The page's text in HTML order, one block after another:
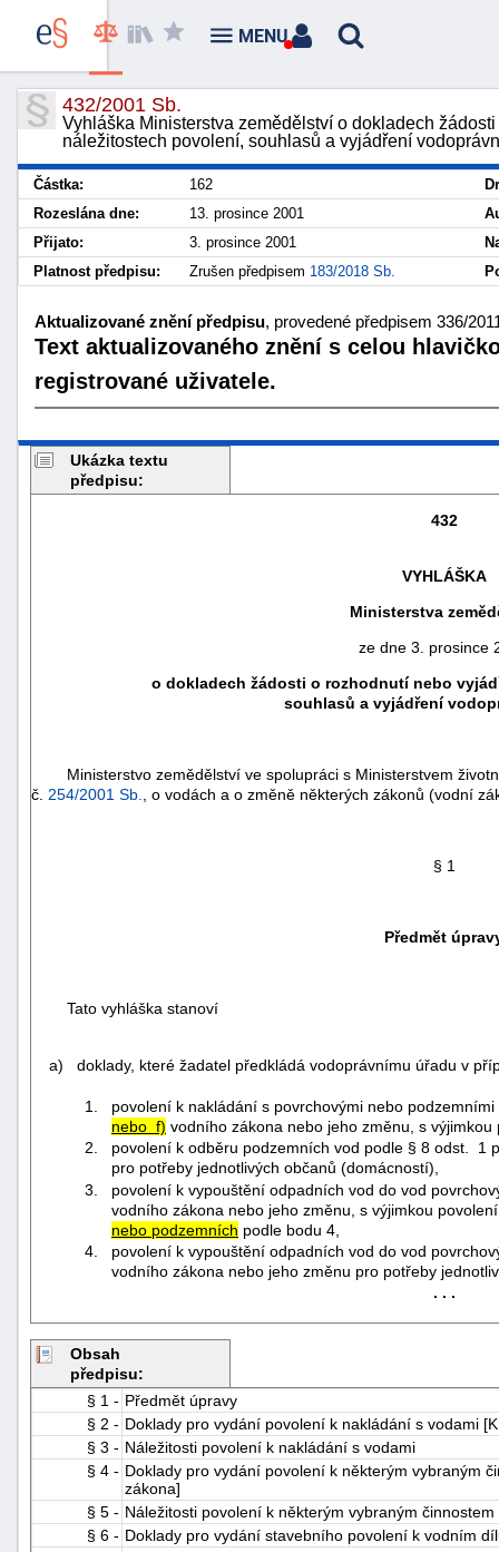
432/2001 Sb.
Vyhláška Ministerstva zemědělství o dokladech
náležitostech povolení, souhlasů a vyjádření
Částka: 162
Rozeslána dne:
13. prosince 2001
Přijato:
3. prosince 2001
Platnost předpisu:
Zrušen předpisem 183/2018 Sb.
Aktualizované znění předpisu, provedené předpisem 336/
Text aktualizovaného znění s celou
registrované uživatele.
Ukázka textu
předpisu:
432
VYHLÁŠKA
Ministerstva
ze dne 3. prosince
o dokladech žádosti o rozhodnutí nebo
souhlasů a vyjádření
Ministerstvo zemědělství ve spolupráci s Ministerstvem
č. 254/2001 Sb. , o vodách a o změně některých zákonů (vodní
§ 1
Předmět
Tato vyhláška stanoví
a) doklady, které žadatel předkládá vodoprávnímu úřadu v
1. povolení k nakládání s povrchovými nebo
nebo f) vodního zákona nebo jeho změnu, s
2. povolení k odběru podzemních vod podle § 8 odst. 1
pro potřeby jednotlivých občanů (domácností),
3. povolení k vypouštění odpadních vod do vod
vodního zákona nebo jeho změnu, s výjimkou
nebo podzemních podle bodu 4,
4. povolení k vypouštění odpadních vod do vod
vodního zákona nebo jeho změnu pro potřeby
. . .
Obsah
předpisu:
§ 1 - Předmět úpravy
§ 2 - Doklady pro vydání povolení k nakládání s vodami
§ 3 - Náležitosti povolení k nakládání s vodami
§ 4 - Doklady pro vydání povolení k některým vybraným
zákona]
§ 5 - Náležitosti povolení k některým vybraným činnostem
§ 6 - Doklady pro vydání stavebního povolení k vodním
MENU